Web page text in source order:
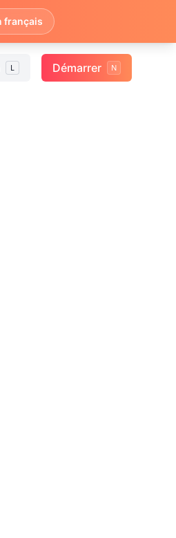
L Démarrer N
français